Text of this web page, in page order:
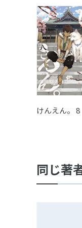
けんえん。 8
同じ著